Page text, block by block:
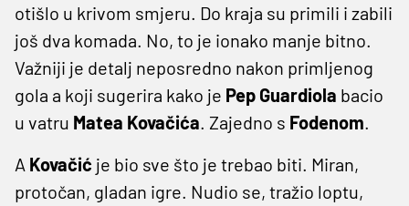
otišlo u krivom smjeru. Do kraja su primili i zabili
još dva komada. No, to je ionako manje bitno.
Važniji je detalj neposredno nakon primljenog
gola a koji sugerira kako je Pep Guardiola bacio
u vatru Matea Kovačića. Zajedno s Fodenom.
A Kovačić je bio sve što je trebao biti. Miran,
protočan, gladan igre. Nudio se, tražio loptu,